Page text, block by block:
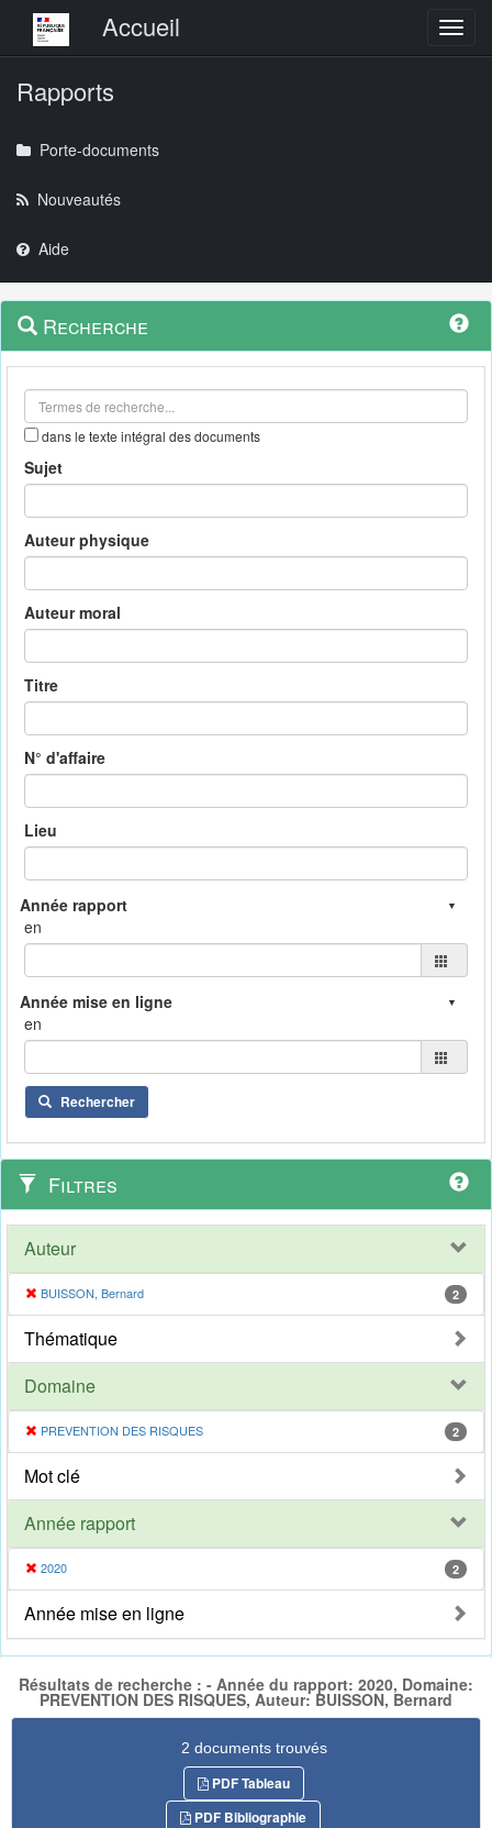
Menu principalAccueil
Rapports
Porte-documents
Nouveautés
Aide
Navigation
outils
Menu
contextuel
Recherche
dans le texte intégral des documents
Sujet
Auteur physique
Auteur moral
Titre
N° d'affaire
Lieu
en
en
Rechercher
Filtres
Auteur
BUISSON, Bernard 2
Thématique
Domaine
PREVENTION DES RISQUES 2
Mot clé
Année rapport
2020 2
Année mise en ligne
Résultats de recherche : - Année du rapport: 2020, Domaine:
PREVENTION DES RISQUES, Auteur: BUISSON, Bernard
2 documents trouvés
PDF Tableau
PDF Bibliographie